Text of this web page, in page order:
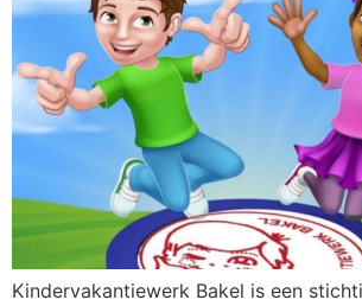
Kindervakantiewerk Bakel is een